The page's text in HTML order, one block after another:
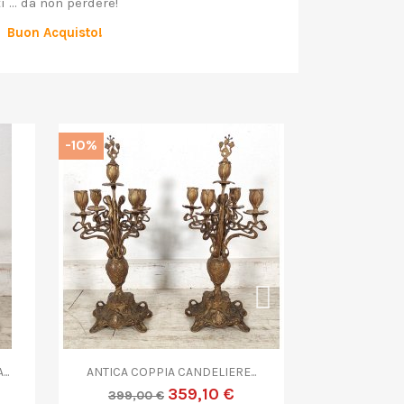
Buon Acquisto!
Anteprima
ANTICO OROLOGIO...
189,00 € 170,10 €
-10%